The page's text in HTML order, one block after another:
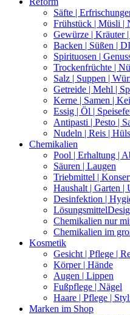
Säfte |
Frühstück | Müsli |
Gewürze | Kräuter
Backen | Süßen |
Spirituosen |
Trockenfrüchte |
Salz | Suppen |
Getreide | Mehl |
Kerne | Samen |
Essig | Öl |
Antipasti | Pesto |
Nudeln | Reis |
Chemikalien
Pool | Erhaltung |
Säuren | Laugen
Triebmittel |
Haushalt | Garten |
Desinfektion |
Lösungsmittel
Chemikalien nur
Chemikalien im
Kosmetik
Gesicht | Pflege |
Körper | Hände
Augen | Lippen
Fußpflege | Nägel
Haare | Pflege |
Marken im Shop